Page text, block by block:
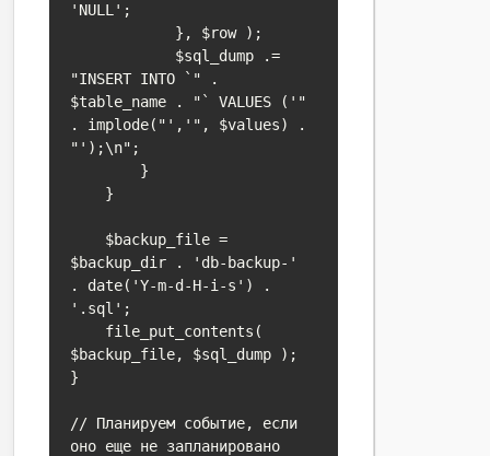
'NULL';
"INSERT INTO `" .
$table_name . "` VALUES ('"
. implode("','", $values) .
"');\n";
$backup_dir . 'db-backup-'
. date('Y-m-d-H-i-s') .
'.sql';
$backup_file, $sql_dump );
}
// Планируем событие, если
оно еще не запланировано